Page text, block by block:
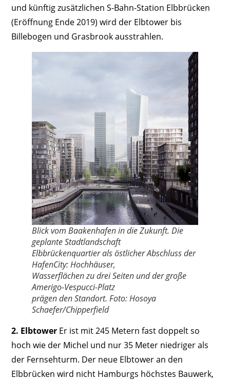
und künftig zusätzlichen S-Bahn-Station Elbbrücken
(Eröffnung Ende 2019) wird der Elbtower bis
Billebogen und Grasbrook ausstrahlen.
Blick vom Baakenhafen in die Zukunft. Die
geplante Stadtlandschaft
Elbbrückenquartier als östlicher Abschluss der
HafenCity: Hochhäuser,
Wasserflächen zu drei Seiten und der große
Amerigo-Vespucci-Platz
prägen den Standort. Foto: Hosoya
Schaefer/Chipperfield
2. Elbtower Er ist mit 245 Metern fast doppelt so
hoch wie der Michel und nur 35 Meter niedriger als
der Fernsehturm. Der neue Elbtower an den
Elbbrücken wird nicht Hamburgs höchstes Bauwerk,